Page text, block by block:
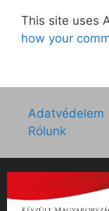
This site uses
how your
Adatvédelem
Rólunk